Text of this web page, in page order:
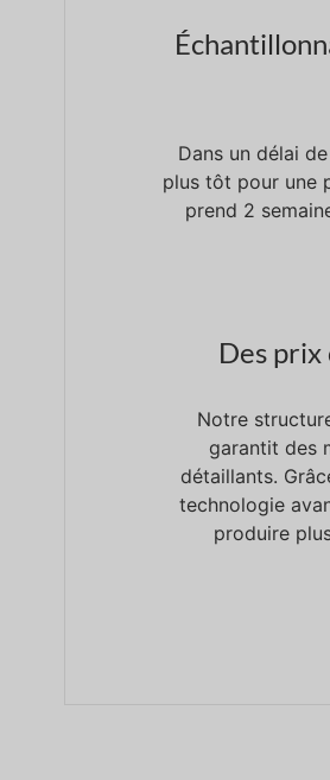
Dans un délai
plus tôt pour une
prend 2
Des
Notre
garantit des
détaillants.
technologie
produire